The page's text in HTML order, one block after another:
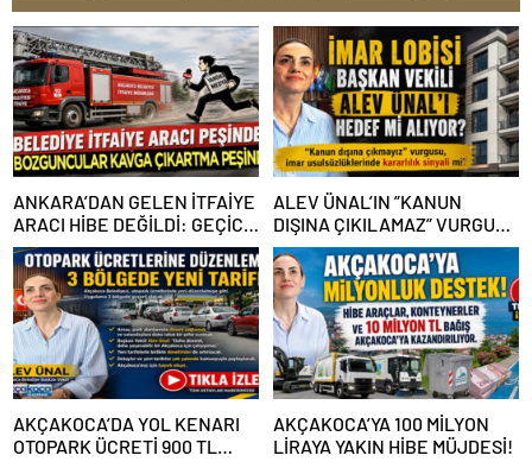
ANKARA’DAN GELEN İTFAİYE
ARACI HİBE DEĞİLDİ: GEÇİCİ
GÖREVLENDİRME SONA ERDİ
ALEV ÜNAL’IN ”KANUN
DIŞINA ÇIKILAMAZ” VURGUSU
KİMLERİN CANINI SIKTI?
AKÇAKOCA’DA YOL KENARI
OTOPARK ÜCRETİ 900 TL
AKÇAKOCA’YA 100 MİLYON
LİRAYA YAKIN HİBE MÜJDESİ!